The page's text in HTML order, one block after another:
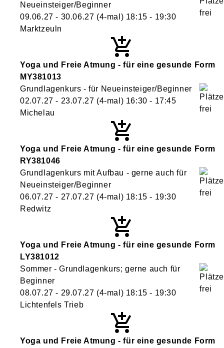
Neueinsteiger/Beginner
09.06.27 - 30.06.27 (4-mal) 18:15 - 19:30
Marktzeuln
Yoga und Freie Atmung - für eine gesunde Form
MY381013
Grundlagenkurs - für Neueinsteiger/Beginner
02.07.27 - 23.07.27 (4-mal) 16:30 - 17:45
Michelau
Yoga und Freie Atmung - für eine gesunde Form
RY381046
Grundlagenkurs mit Aufbau - gerne auch für
Neueinsteiger/Beginner
06.07.27 - 27.07.27 (4-mal) 18:15 - 19:30
Redwitz
Yoga und Freie Atmung - für eine gesunde Form
LY381012
Sommer - Grundlagenkurs; gerne auch für
Beginner
08.07.27 - 29.07.27 (4-mal) 18:15 - 19:30
Lichtenfels Trieb
Yoga und Freie Atmung - für eine gesunde Form